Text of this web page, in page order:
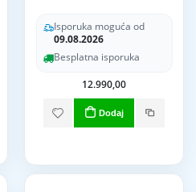
Isporuka moguća od
09.08.2026
Besplatna isporuka
12.990,00
Dodaj